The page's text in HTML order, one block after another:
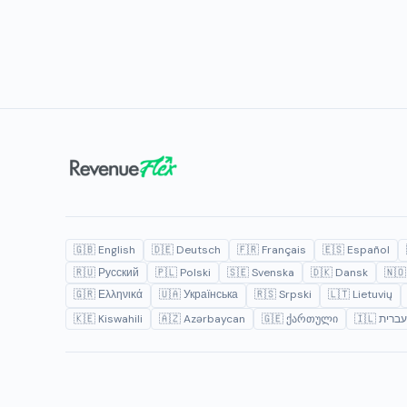
🇬🇧 English 🇩🇪 Deutsch 🇫🇷 Français 🇪🇸 Español
🇷🇺 Русский
🇵🇱 Polski 🇸🇪 Svenska 🇩🇰 Dansk
🇳🇴
🇬🇷 Ελληνικά
🇺🇦 Українська 🇷🇸 Srpski
🇱🇹 Lietuvių
🇰🇪 Kiswahili
🇦🇿 Azərbaycan 🇬🇪 ქართული 🇮🇱 עברית